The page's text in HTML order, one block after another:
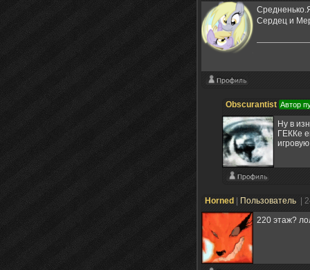
Сердец и
Obscurantist Автор
Ну в
ГЕККе
Horned Пользователь
|
220 этаж?